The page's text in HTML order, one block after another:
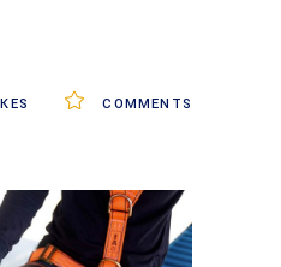
COMMENTS